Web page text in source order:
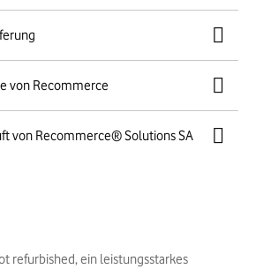
von Recommerce
von Recommerce® Solutions SA
refurbished, ein leistungsstarkes